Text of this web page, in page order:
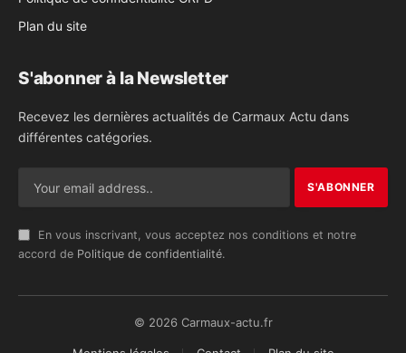
Plan du site
S'abonner à la Newsletter
Recevez les dernières actualités de Carmaux Actu dans
différentes catégories.
En vous inscrivant, vous acceptez nos conditions et notre
accord de Politique de confidentialité.
© 2026 Carmaux-actu.fr